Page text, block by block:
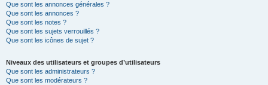
Que sont les annonces générales ?
Que sont les annonces ?
Que sont les notes ?
Que sont les sujets verrouillés ?
Que sont les icônes de sujet ?
Niveaux des utilisateurs et groupes d’utilisateurs
Que sont les administrateurs ?
Que sont les modérateurs ?